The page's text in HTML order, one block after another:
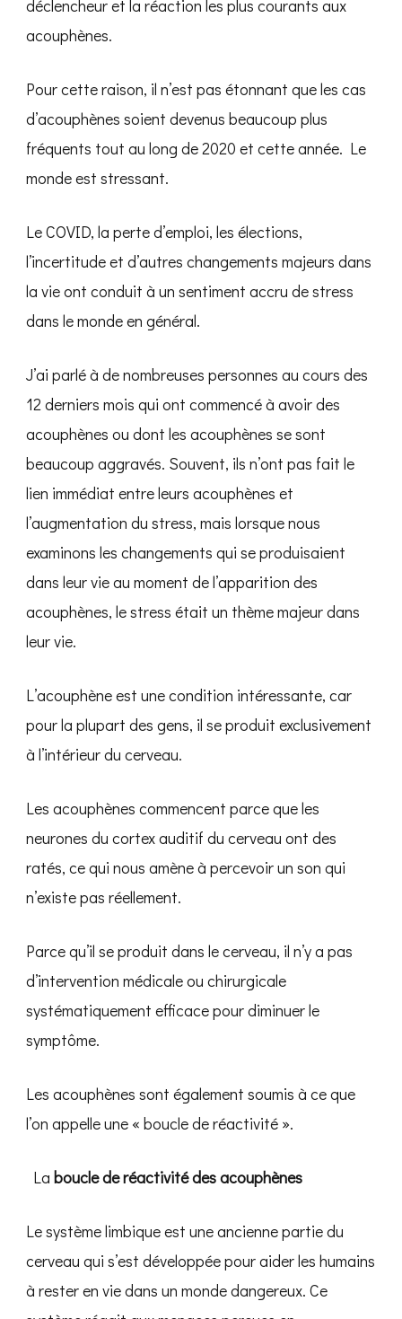
déclencheur et la réaction les plus courants aux
acouphènes.
Pour cette raison, il n’est pas étonnant que les cas
d’acouphènes soient devenus beaucoup plus
fréquents tout au long de 2020 et cette année. Le
monde est stressant.
Le COVID, la perte d’emploi, les élections,
l’incertitude et d’autres changements majeurs dans
la vie ont conduit à un sentiment accru de stress
dans le monde en général.
J’ai parlé à de nombreuses personnes au cours des
12 derniers mois qui ont commencé à avoir des
acouphènes ou dont les acouphènes se sont
beaucoup aggravés. Souvent, ils n’ont pas fait le
lien immédiat entre leurs acouphènes et
l’augmentation du stress, mais lorsque nous
examinons les changements qui se produisaient
dans leur vie au moment de l’apparition des
acouphènes, le stress était un thème majeur dans
leur vie.
L’acouphène est une condition intéressante, car
pour la plupart des gens, il se produit exclusivement
à l’intérieur du cerveau.
Les acouphènes commencent parce que les
neurones du cortex auditif du cerveau ont des
ratés, ce qui nous amène à percevoir un son qui
n’existe pas réellement.
Parce qu’il se produit dans le cerveau, il n’y a pas
d’intervention médicale ou chirurgicale
systématiquement efficace pour diminuer le
symptôme.
Les acouphènes sont également soumis à ce que
l’on appelle une « boucle de réactivité ».
‍ La boucle de réactivité des acouphènes
Le système limbique est une ancienne partie du
cerveau qui s’est développée pour aider les humains
à rester en vie dans un monde dangereux. Ce